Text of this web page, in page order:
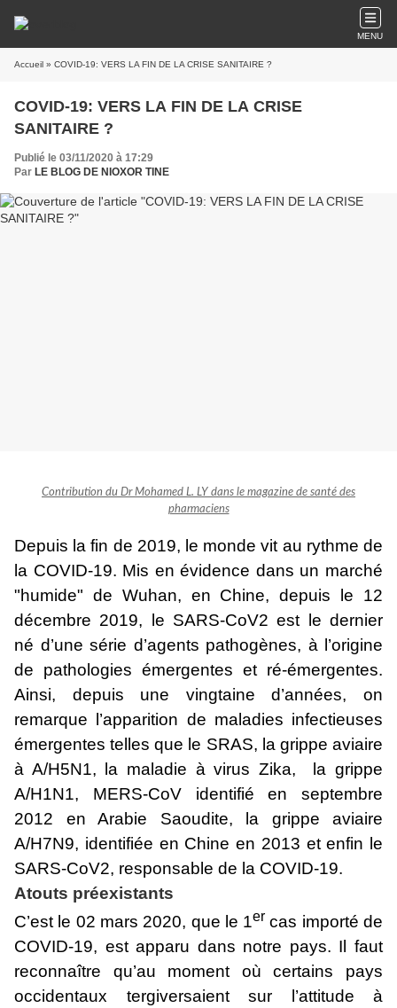
MENU
Accueil » COVID-19: VERS LA FIN DE LA CRISE SANITAIRE ?
COVID-19: VERS LA FIN DE LA CRISE
SANITAIRE ?
Publié le 03/11/2020 à 17:29
Par LE BLOG DE NIOXOR TINE
Contribution du Dr Mohamed L. LY dans le magazine de santé des
pharmaciens
Depuis la fin de 2019, le monde vit au rythme de
la COVID-19. Mis en évidence dans un marché
"humide" de Wuhan, en Chine, depuis le 12
décembre 2019, le SARS-CoV2 est le dernier
né d’une série d’agents pathogènes, à l’origine
de pathologies émergentes et ré-émergentes.
Ainsi, depuis une vingtaine d’années, on
remarque l’apparition de maladies infectieuses
émergentes telles que le SRAS, la grippe aviaire
à A/H5N1, la maladie à virus Zika, la grippe
A/H1N1, MERS-CoV identifié en septembre
2012 en Arabie Saoudite, la grippe aviaire
A/H7N9, identifiée en Chine en 2013 et enfin le
SARS-CoV2, responsable de la COVID-19.
Atouts préexistants
C’est le 02 mars 2020, que le 1er cas importé de
COVID-19, est apparu dans notre pays. Il faut
reconnaître qu’au moment où certains pays
occidentaux tergiversaient sur l’attitude à